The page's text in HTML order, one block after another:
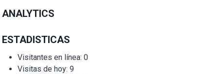
ANALYTICS
ESTADISTICAS
Visitantes en línea: 0
Visitas de hoy: 9